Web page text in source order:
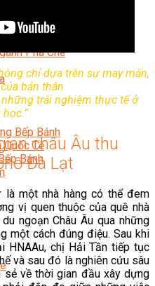
Uống Thịnh Hành
Nhượng Quyền
Pha Chế
Bếp Bánh
Quốc Tế
Bánh
chỉ dựa trên sự may mắn,
bản thân
trải nghiệm thực tế ở
châu Âu thu
Đà Lạt
một nhà hàng có thể đem
vị quen thuộc của quê nhà
ngoạn Châu Âu qua những
một cách đúng điệu. Sau khi
HNAAu, chị Hải Tần tiếp tục
và sau đó là nghiên cứu sâu
sẻ về thời gian đầu xây dựng